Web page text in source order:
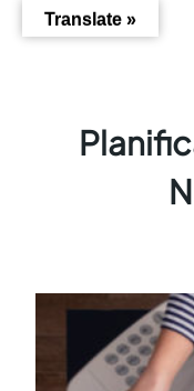
SaltarTranslate »